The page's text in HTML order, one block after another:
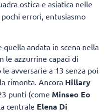
ostica e asiatica nelle
errori, entusiasmo
quella andata in scena nella
le azzurrine capaci di
avversarie a 13 senza poi
rimonta. Ancora Hillary
punti (come Minseo Eo
centrale Elena Di